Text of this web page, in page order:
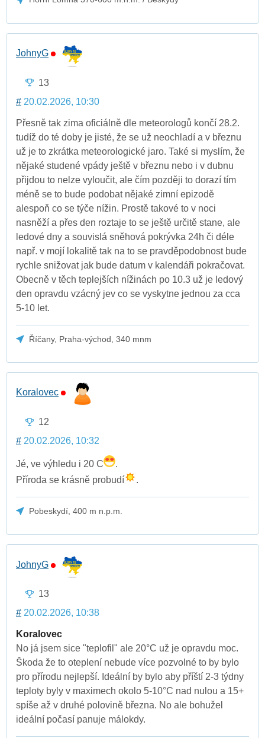
JohnyG
13
# 20.02.2026, 10:30
Přesně tak zima oficiálně dle meteorologů končí 28.2.
tudíž do té doby je jisté, že se už neochladí a v březnu
už je to zkrátka meteorologické jaro. Také si myslím, že
nějaké studené vpády ještě v březnu nebo i v dubnu
přijdou to nelze vyloučit, ale čím později to dorazí tím
méně se to bude podobat nějaké zimní epizodě
alespoň co se týče nížin. Prostě takové to v noci
nasněží a přes den roztaje to se ještě určitě stane, ale
ledové dny a souvislá sněhová pokrývka 24h či déle
např. v mojí lokalitě tak na to se pravděpodobnost bude
rychle snižovat jak bude datum v kalendáři pokračovat.
Obecně v těch teplejších nížinách po 10.3 už je ledový
den opravdu vzácný jev co se vyskytne jednou za cca
5-10 let.
Říčany, Praha-východ, 340 mnm
Koralovec
12
# 20.02.2026, 10:32
Jé, ve výhledu i 20 C
.
Příroda se krásně probudí
.
Pobeskydí, 400 m n.p.m.
JohnyG
13
# 20.02.2026, 10:38
Koralovec
No já jsem sice "teplofil" ale 20°C už je opravdu moc.
Škoda že to oteplení nebude více pozvolné to by bylo
pro přírodu nejlepší. Ideální by bylo aby příští 2-3 týdny
teploty byly v maximech okolo 5-10°C nad nulou a 15+
spíše až v druhé polovině března. No ale bohužel
ideální počasí panuje málokdy.